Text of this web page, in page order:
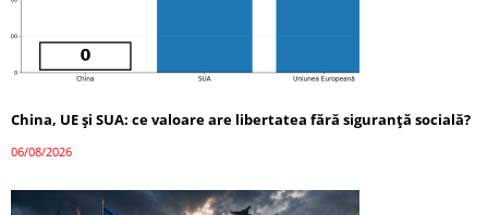
China, UE și SUA: ce valoare are libertatea fără siguranță socială?
06/08/2026